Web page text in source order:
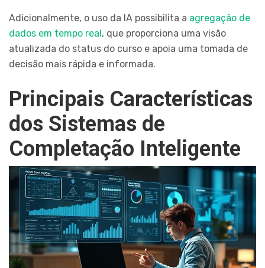
Adicionalmente, o uso da IA possibilita a agregação de
dados em tempo real , que proporciona uma visão
atualizada do status do curso e apoia uma tomada de
decisão mais rápida e informada.
Principais Características
dos Sistemas de
Completação Inteligente